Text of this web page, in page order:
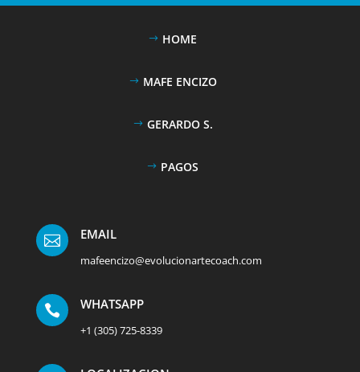
HOME
MAFE ENCIZO
GERARDO S.
PAGOS
 EMAIL
mafeencizo@evolucionartecoach.com
 WHATSAPP
+1 (305) 725-8339